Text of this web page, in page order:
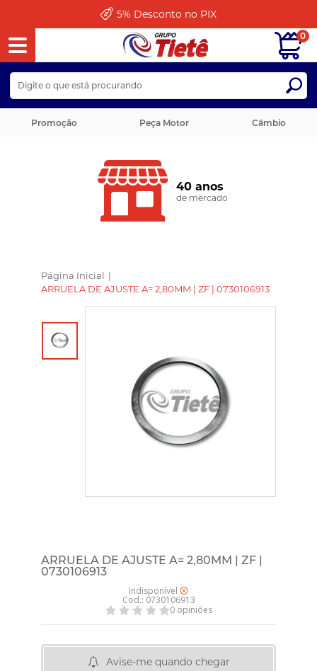
5% Desconto no PIX
Promoção Peça Motor Câmbio
0
40 anos
de mercado
Página Inicial |
ARRUELA DE AJUSTE A= 2,80MM | ZF | 0730106913
ARRUELA DE AJUSTE A= 2,80MM | ZF |
0730106913
Indisponível
Cod.: 0730106913
0 opiniões
Avise-me quando chegar